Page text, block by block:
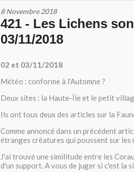
8 Novembre 2018
421 - Les Lichens
03/11/2018
02 et 03/11/2018
Météo : conforme à l'Automne ?
Deux sites : la Haute-Île et le petit
Ils ont tous deux des articles sur la
Comme annoncé dans un précédent
étranges créatures qui poussent sur les
J'ai trouvé une similitude entre les
d'un support. A vous de juger si c'est la